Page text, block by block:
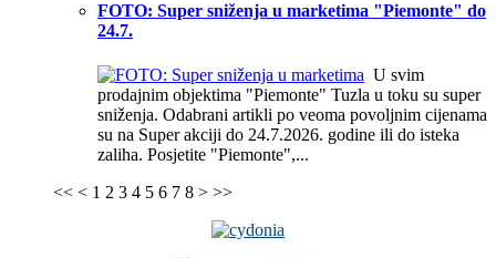
FOTO: Super sniženja u marketima "Piemonte" do
24.7.
U svim
prodajnim objektima "Piemonte" Tuzla u toku su super
sniženja. Odabrani artikli po veoma povoljnim cijenama
su na Super akciji do 24.7.2026. godine ili do isteka
zaliha. Posjetite "Piemonte",...
<< < 1 2 3 4 5 6 7 8 > >>